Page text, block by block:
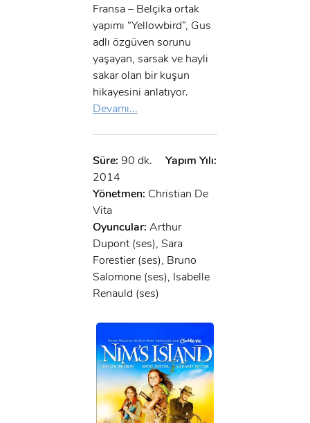
Fransa – Belçika ortak
yapımı “Yellowbird”, Gus
adlı özgüven sorunu
yaşayan, sarsak ve hayli
sakar olan bir kuşun
hikayesini anlatıyor.
Devamı...
Süre: 90 dk.
Yapım Yılı:
2014
Yönetmen: Christian De
Vita
Oyuncular: Arthur
Dupont (ses), Sara
Forestier (ses), Bruno
Salomone (ses), Isabelle
Renauld (ses)